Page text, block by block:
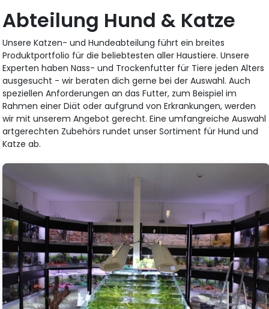
Abteilung Hund & Katze
Unsere Katzen- und Hundeabteilung führt ein breites
Produktportfolio für die beliebtesten aller Haustiere. Unsere
Experten haben Nass- und Trockenfutter für Tiere jeden Alters
ausgesucht - wir beraten dich gerne bei der Auswahl. Auch
speziellen Anforderungen an das Futter, zum Beispiel im
Rahmen einer Diät oder aufgrund von Erkrankungen, werden
wir mit unserem Angebot gerecht. Eine umfangreiche Auswahl
artgerechten Zubehörs rundet unser Sortiment für Hund und
Katze ab.